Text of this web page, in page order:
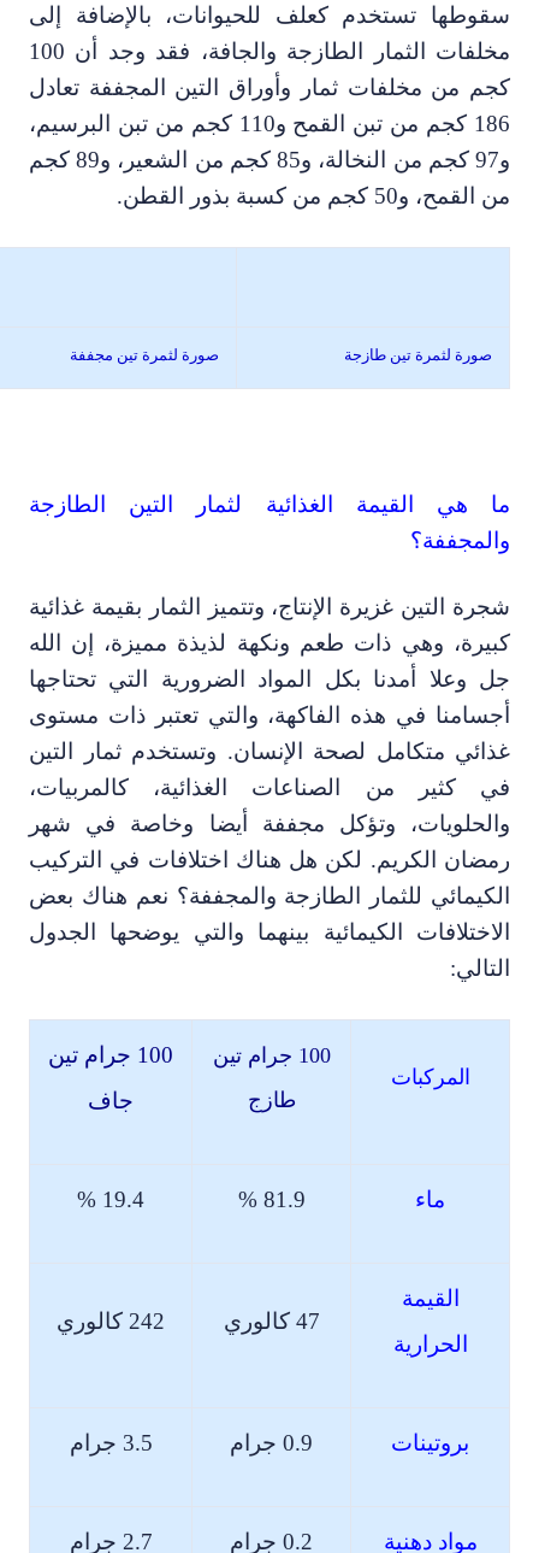
تستخدم كعلف للحيوانات،بالإضافة إلى
الثمار الطازجة والجافة، فقد وجد أن 100
من مخلفات ثمار وأوراق التين المجففة تعادل
،
،و85 كجم من الشعير ،
و89 كجم
القمح،و50 كجم من كسبة بذور القطن.
صورة لثمرة تين طازجة صورة لثمرة تين مجففة
هي القيمة الغذائية لثمار التين الطازجة
التين غزيرة الإنتاج، وتتميز الثمار بقيمة غذائية
،وهي ذات طعم ونكهة لذيذة مميزة، إن الله
وعلا أمدنا بكل المواد الضرورية التي تحتاجها
في هذه الفاكهة،والتي تعتبر ذات مستوى
متكامل لصحة الإنسان.وتستخدم ثمار التين
كثير من الصناعات الغذائية، كالمربيات،
،وتؤكل مجففة أيضا وخاصة في شهر
الكريم. لكن هل هناك اختلافات في التركيب
للثمار الطازجة والمجففة؟ نعم هناك بعض
الكيمائية بينهما والتي يوضحها الجدول
المركبات
100 جرام تين
طازج
100 جرام تين
جاف
81.9 %
19.4 %
القيمة
الحرارية
بروتينات
مواد دهنية